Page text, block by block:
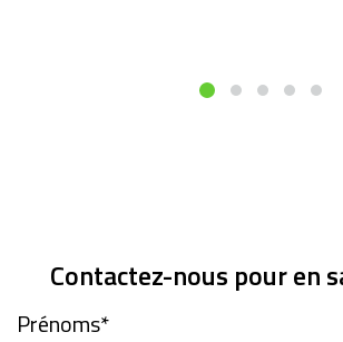
Contactez-nous pour en
Prénoms*